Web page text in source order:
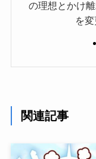
の理想とかけ
を
関連記事